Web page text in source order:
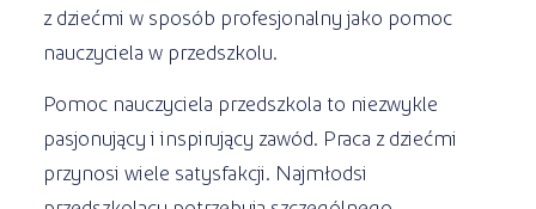
z dziećmi w sposób profesjonalny jako pomoc
nauczyciela w przedszkolu.
Pomoc nauczyciela przedszkola to niezwykle
pasjonujący i inspirujący zawód. Praca z dziećmi
przynosi wiele satysfakcji. Najmłodsi